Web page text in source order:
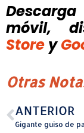
móvil,
Store y
Otras
ANTERIOR